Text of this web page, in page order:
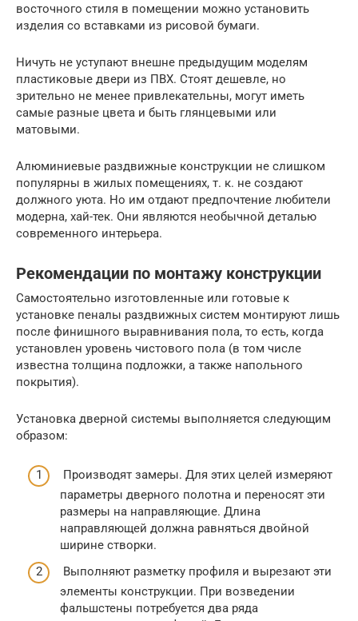
восточного стиля в помещении можно установить
изделия со вставками из рисовой бумаги.
Ничуть не уступают внешне предыдущим моделям
пластиковые двери из ПВХ. Стоят дешевле, но
зрительно не менее привлекательны, могут иметь
самые разные цвета и быть глянцевыми или
матовыми.
Алюминиевые раздвижные конструкции не слишком
популярны в жилых помещениях, т. к. не создают
должного уюта. Но им отдают предпочтение любители
модерна, хай-тек. Они являются необычной деталью
современного интерьера.
Рекомендации по монтажу конструкции
Самостоятельно изготовленные или готовые к
установке пеналы раздвижных систем монтируют лишь
после финишного выравнивания пола, то есть, когда
установлен уровень чистового пола (в том числе
известна толщина подложки, а также напольного
покрытия).
Установка дверной системы выполняется следующим
образом:
Производят замеры. Для этих целей измеряют
параметры дверного полотна и переносят эти
размеры на направляющие. Длина
направляющей должна равняться двойной
ширине створки.
Выполняют разметку профиля и вырезают эти
элементы конструкции. При возведении
фальшстены потребуется два ряда